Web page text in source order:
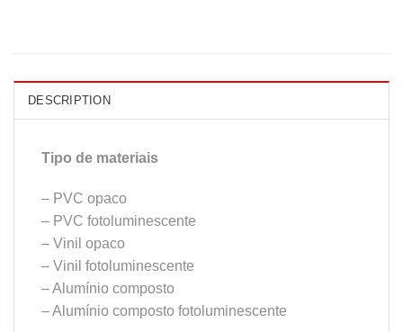
DESCRIPTION
Tipo de materiais
– PVC opaco
– PVC fotoluminescente
– Vinil opaco
– Vinil fotoluminescente
– Alumínio composto
– Alumínio composto fotoluminescente